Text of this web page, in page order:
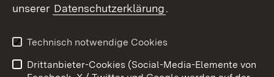
Barrierefreiheit
Benutzungshinweise
Impressum
Cookies
unserer Datenschutzerklärung.
Technisch notwendige Cookies
Drittanbieter-Cookies (Social-Media-Elemente von